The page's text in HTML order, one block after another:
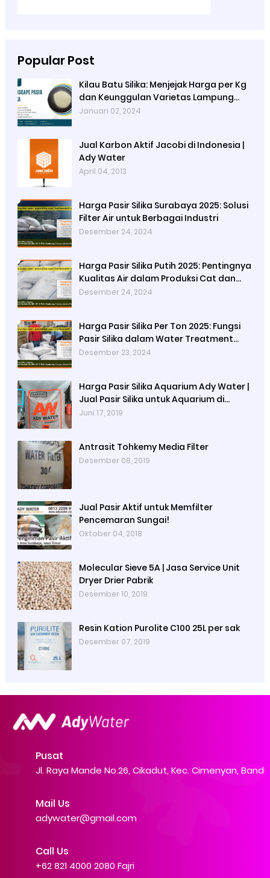
Popular Post
Kilau Batu Silika: Menjejak Harga per Kg
dan Keunggulan Varietas Lampung
dari Ady Water
Januari 02, 2024
Jual Karbon Aktif Jacobi di Indonesia |
Ady Water
April 04, 2013
Harga Pasir Silika Surabaya 2025: Solusi
Filter Air untuk Berbagai Industri
Desember 24, 2024
Harga Pasir Silika Putih 2025: Pentingnya
Kualitas Air dalam Produksi Cat dan
Peran Pasir Silika Sebagai Penyaring
Desember 24, 2024
Harga Pasir Silika Per Ton 2025: Fungsi
Pasir Silika dalam Water Treatment
Plant dan Pengolahan Air
Desember 23, 2024
Harga Pasir Silika Aquarium Ady Water |
Jual Pasir Silika untuk Aquarium di
Bandung Depok Surabaya Bekasi
Juni 17, 2019
Antrasit Tohkemy Media Filter
Desember 08, 2019
Jual Pasir Aktif untuk Memfilter
Pencemaran Sungai!
Oktober 04, 2018
Molecular Sieve 5A | Jasa Service Unit
Dryer Drier Pabrik
Desember 10, 2019
Resin Kation Purolite C100 25L per sak
Desember 07, 2019
Pusat
Jl. Raya Mande No.26, Cikadut, Kec. Cimenyan,
Mail Us
adywater@gmail.com
Call Us
+62 821 4000 2080 Fajri